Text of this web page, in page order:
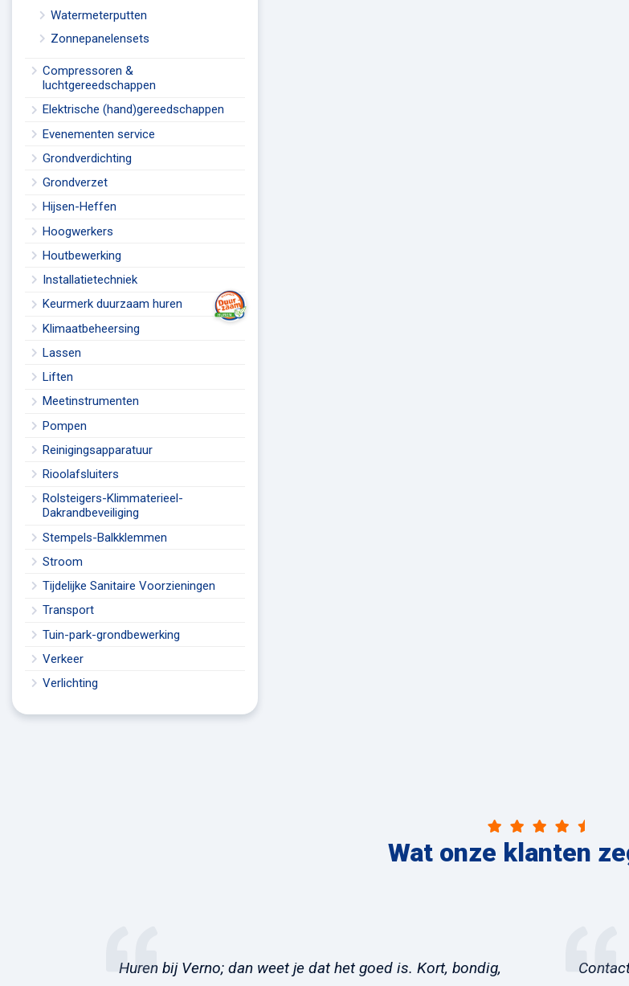
Watermeterputten
Zonnepanelensets
Compressoren &
luchtgereedschappen
Elektrische (hand)gereedschappen
Evenementen service
Grondverdichting
Grondverzet
Hijsen-Heffen
Hoogwerkers
Houtbewerking
Installatietechniek
Keurmerk duurzaam huren
Klimaatbeheersing
Lassen
Liften
Meetinstrumenten
Pompen
Reinigingsapparatuur
Rioolafsluiters
Rolsteigers-Klimmaterieel-
Dakrandbeveiliging
Stempels-Balkklemmen
Stroom
Tijdelijke Sanitaire Voorzieningen
Transport
Tuin-park-grondbewerking
Verkeer
Verlichting
Wat onze klanten
Huren bij Verno; dan weet je dat het goed is. Kort, bondig,